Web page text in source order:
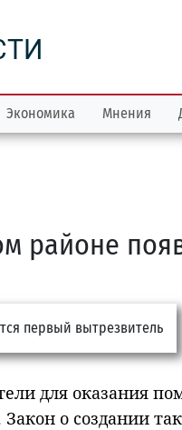
Экономика Мнения
районе
для оказания
Закон о создании